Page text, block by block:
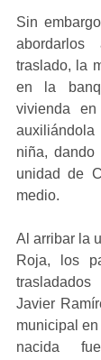
Sin
traslado, la
en la
vivienda
niña,
unidad de
medio.
Al arribar la
Roja, los
Javier
municipal
nacida